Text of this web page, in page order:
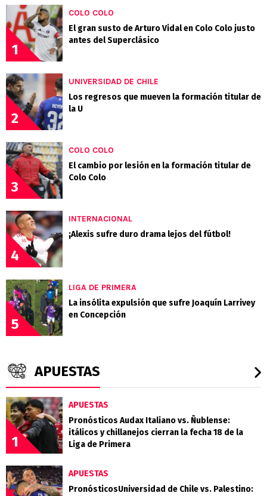
1
COLO COLO
El gran susto de Arturo Vidal en Colo Colo justo
antes del Superclásico
2
UNIVERSIDAD DE CHILE
Los regresos que mueven la formación titular de
la U
3
COLO COLO
El cambio por lesión en la formación titular de
Colo Colo
4
INTERNACIONAL
¡Alexis sufre duro drama lejos del fútbol!
5
LIGA DE PRIMERA
La insólita expulsión que sufre Joaquín Larrivey
en Concepción
APUESTAS
1
APUESTAS
Pronósticos Audax Italiano vs. Ñublense:
itálicos y chillanejos cierran la fecha 18 de la
Liga de Primera
APUESTAS
PronósticosUniversidad de Chile vs. Palestino: